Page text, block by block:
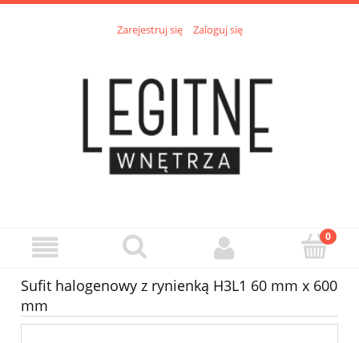
Zarejestruj się Zaloguj się
Sufit halogenowy z rynienką H3L1 60 mm x 600
mm